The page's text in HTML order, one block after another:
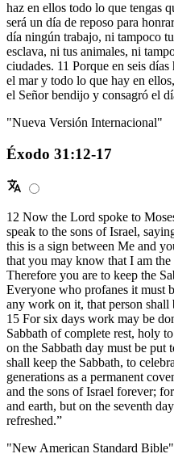
haz en ellos todo lo que tengas
será un día de reposo para
día ningún trabajo, ni tampoco
esclava, ni tus animales, ni
ciudades. 11 Porque en seis
el mar y todo lo que hay en
el Señor bendijo y consagró el
"Nueva Versión Internacional"
Éxodo 31:12-17
12 Now the Lord spoke to
speak to the sons of Israel,
this is a sign between Me and
that you may know that I am
Therefore you are to keep the
Everyone who profanes it must
any work on it, that person
15 For six days work may be
Sabbath of complete rest, holy
on the Sabbath day must be put
shall keep the Sabbath, to
generations as a permanent
and the sons of Israel forever;
and earth, but on the seventh
refreshed.”
"New American Standard Bible"